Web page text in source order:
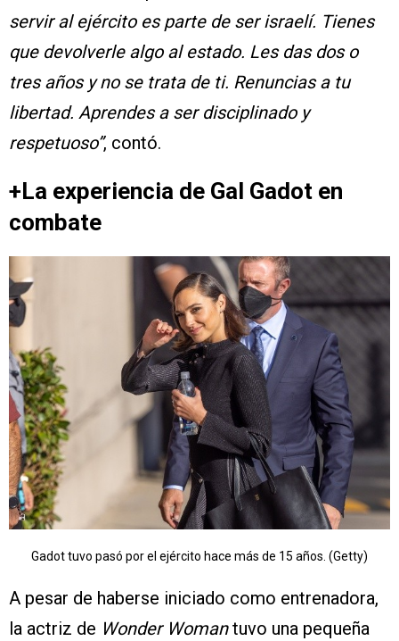
servir al ejército es parte de ser israelí. Tienes
que devolverle algo al estado. Les das dos o
tres años y no se trata de ti. Renuncias a tu
libertad. Aprendes a ser disciplinado y
respetuoso”, contó.
+La experiencia de Gal Gadot en
combate
Gadot tuvo pasó por el ejército hace más de 15 años. (Getty)
A pesar de haberse iniciado como entrenadora,
la actriz de Wonder Womantuvo una pequeña